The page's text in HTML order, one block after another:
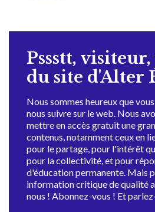
Pssstt,
du site d'Alter
Nous sommes heureux que
nous suivre sur le web. Nous
mettre en accès gratuit une
contenus, notamment ceux en
pour le partage, pour l'intérêt
pour la collectivité, et pour
d'éducation permanente. Mais
information critique de qualité
nous ! Abonnez-vous ! Et